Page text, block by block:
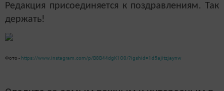
Редакция присоединяется к поздравлениям. Так
держать!
Фото - https://www.instagram.com/p/B8B44dgK1O0/?igshid=1d5ajitzjaynw